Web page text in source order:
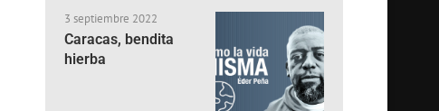
3 septiembre 2022
Caracas, bendita
hierba